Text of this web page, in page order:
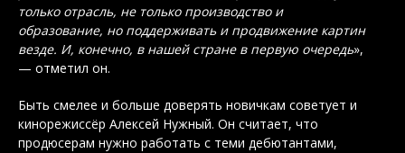
только отрасль, не только производство и
образование, но поддерживать и продвижение картин
везде. И, конечно, в нашей стране в первую очередь»,
— отметил он.
Быть смелее и больше доверять новичкам советует и
кинорежиссёр Алексей Нужный. Он считает, что
продюсерам нужно работать с теми дебютантами,